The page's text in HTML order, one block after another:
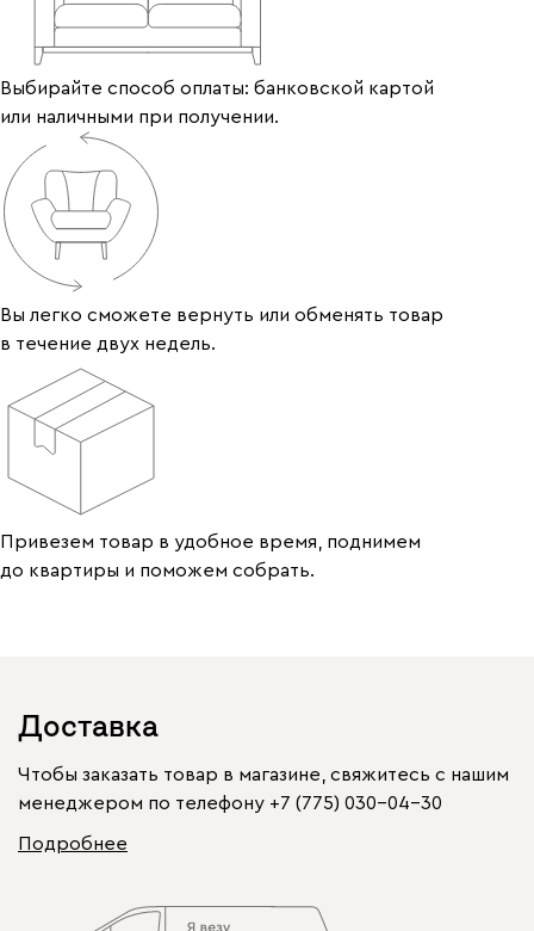
Выбирайте способ оплаты: банковской картой
или наличными при получении.
Вы легко сможете вернуть или обменять товар
в течение двух недель.
Привезем товар в удобное время, поднимем
до квартиры и поможем собрать.
Доставка
Чтобы заказать товар в магазине, свяжитесь с нашим
менеджером по телефону +7 (775) 030-04-30
Подробнее